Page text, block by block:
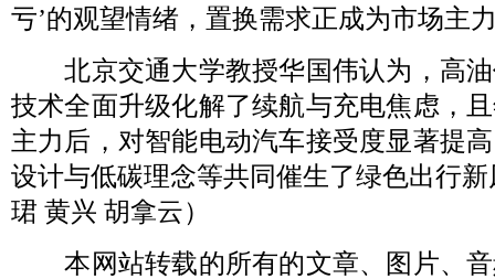
亏’的观望情绪，置换需求正成为市场主
北京交通大学教授华国伟认为，高油
技术全面升级化解了续航与充电焦虑，
主力后，对智能电动汽车接受度显著提
设计与低碳理念等共同催生了绿色出行
珺 黄兴 胡拿云）
本网站转载的所有的文章、图片、音